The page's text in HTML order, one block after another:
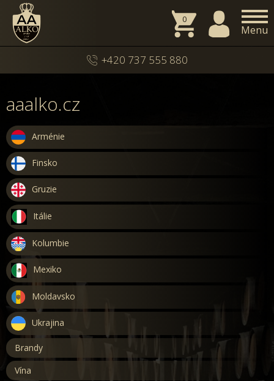
0
Menu
+420 737 555 880
aaalko.cz
Arménie
Finsko
Gruzie
Itálie
Kolumbie
Mexiko
Moldavsko
Ukrajina
Brandy
Vína